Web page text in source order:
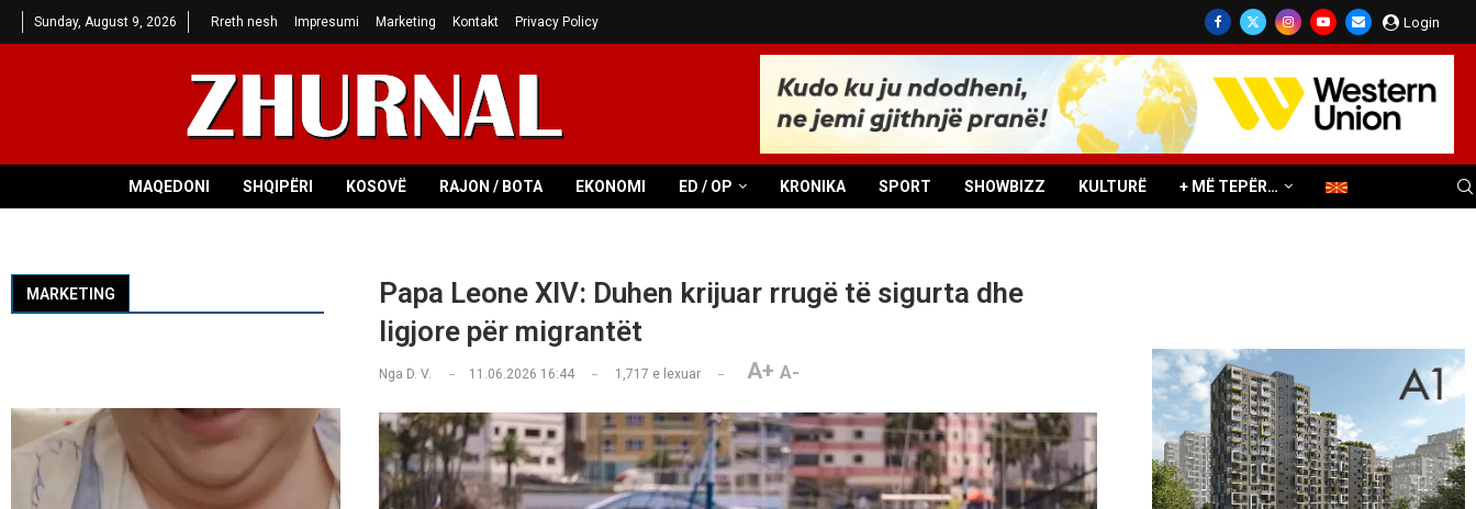
Sunday, August 9, 2026 Rreth nesh Impresumi Marketing Kontakt Privacy Policy Login
MAQEDONI SHQIPËRI KOSOVË RAJON / BOTA EKONOMI ED / OP KRONIKA SPORT SHOWBIZZ KULTURË + MË TEPËR…
Papa Leone XIV: Duhen krijuar rrugë të sigurta dhe
ligjore për migrantët
Nga D. V. 11.06.2026 16:44 1,717 e lexuar A+ A-
MARKETING